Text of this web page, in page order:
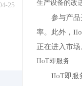
25
生产设备的改
参与产
率。此外，
正在进入市
IIoT即服务
IIoT即服